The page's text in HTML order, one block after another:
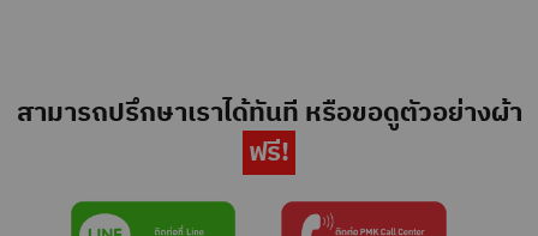
สามารถปรึกษาเราได้ทันที หรือขอดูตัวอย่างผ้า
ฟรี!